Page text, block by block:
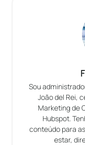
Sou
João del Rei,
Marketing de
Hubspot.
conteúdo para
estar,